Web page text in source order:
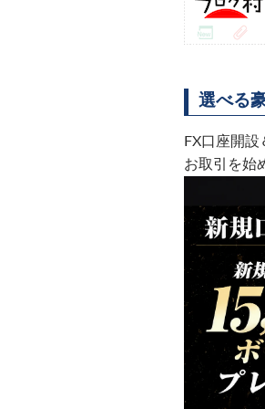
選べる
FX口座開設
お取引を始